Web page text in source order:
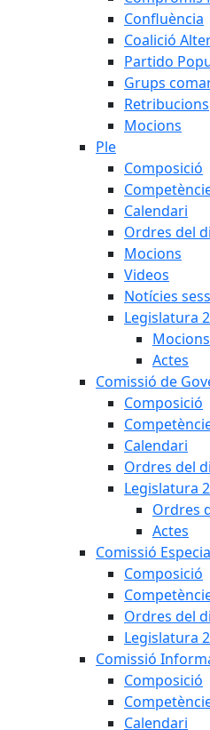
Confluència
Coalició
Partido
Grups
Retribucions
Mocions
Ple
Composició
Calendari
Ordres del
Mocions
Videos
Notícies
Legislatura
Mocions
Actes
Comissió de
Composició
Calendari
Ordres del
Legislatura
Ordres
Actes
Comissió
Composició
Ordres del
Legislatura
Comissió
Composició
Calendari